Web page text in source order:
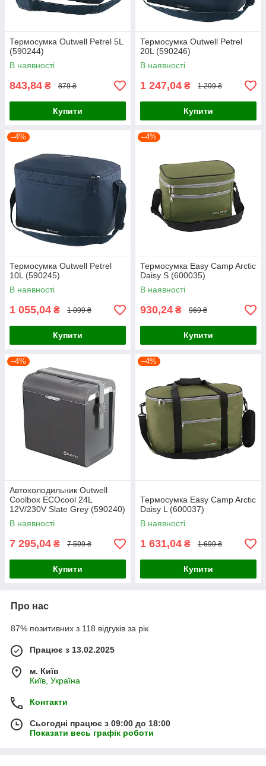
Термосумка Outwell Petrel 5L
(590244)
В наявності
843,84 ₴ 879 ₴
Купити
Термосумка Outwell Petrel
20L (590246)
В наявності
1 247,04 ₴ 1 299 ₴
Купити
–4%
Термосумка Outwell Petrel
10L (590245)
В наявності
1 055,04 ₴ 1 099 ₴
Купити
–4%
Термосумка Easy Camp Arctic
Daisy S (600035)
В наявності
930,24 ₴ 969 ₴
Купити
–4%
Автохолодильник Outwell
Coolbox ECOcool 24L
12V/230V Slate Grey (590240)
В наявності
7 295,04 ₴ 7 599 ₴
Купити
–4%
Термосумка Easy Camp Arctic
Daisy L (600037)
В наявності
1 631,04 ₴ 1 699 ₴
Купити
Про нас
87% позитивних з 118 відгуків за рік
Працює з 13.02.2025
м. Київ
Київ, Україна
Контакти
Сьогодні працює з 09:00 до 18:00
Показати весь графік роботи